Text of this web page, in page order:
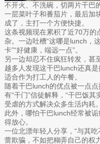
不开火、不洗碗，切两片干巴
一层菜叶子和番茄片，最后加
成了，主打一个方便快捷。
这条视频现在累积了近70万的
杂。一边吐槽“这哪是lunch，
卡”“好健康，端远一点”。
另一边却忍不住疯狂转发，甚
越多人发现这干巴lunch还真
适合作为打工人的午餐。
随着干巴lunch的优点被一点
有“干门”信徒解释，“干巴饭
受虐的方式解决众多生活内耗
此外，哪怕干巴lunch经常被
得放心。
一位北漂年轻人分享，“与其
蕾欺骗，不如把糊弄自己的权